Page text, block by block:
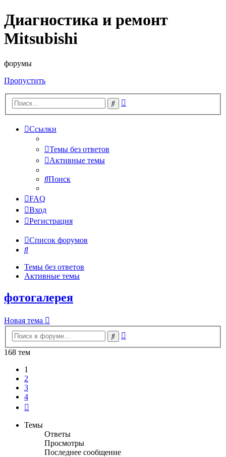
Диагностика и ремонт
Mitsubishi
форумы
Пропустить
Поиск
Ссылки
Темы без ответов
Активные темы
Поиск
FAQ
Вход
Регистрация
Список форумов
Поиск
Темы без ответов
Активные темы
фотогалерея
Новая тема
Поиск
168 тем
1
2
3
4
Темы
Ответы
Просмотры
Последнее сообщение